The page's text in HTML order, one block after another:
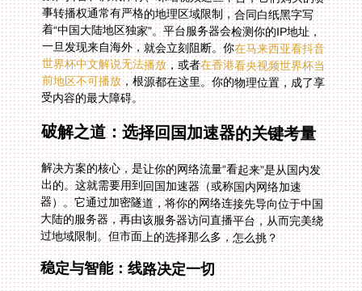
一旦发现来自海外，就会立刻阻断。你在马来西亚看抖音
世界杯中文解说无法播放，或者在香港看央视频世界杯当
前地区不可播放，根源都在这里。你的物理位置，成了享
受内容的最大障碍。
破解之道：选择回国加速器的关键考量
解决方案的核心，是让你的网络流量“看起来”是从国内发
出的。这就需要用到回国加速器（或称国内网络加速
器）。它通过加密隧道，将你的网络连接先导向位于中国
大陆的服务器，再由该服务器访问直播平台，从而完美绕
过地域限制。但市面上的选择那么多，怎么挑？
稳定与智能：线路决定一切